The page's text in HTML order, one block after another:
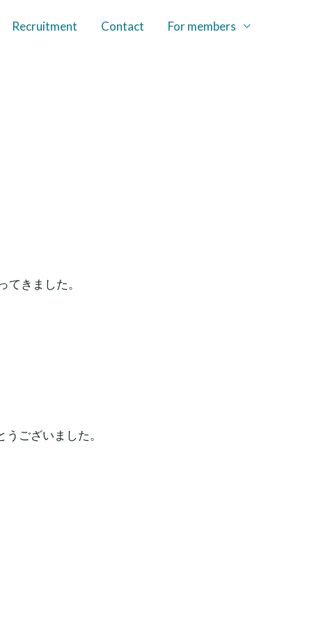
Recruitment Contact For members
きました。
ございました。